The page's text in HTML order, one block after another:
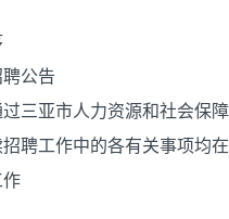
聘公告
三亚市人力资源和社会保
聘工作中的各有关事项均在
作